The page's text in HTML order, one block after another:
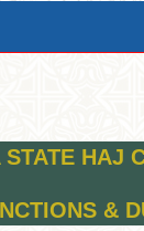
HAJ
&